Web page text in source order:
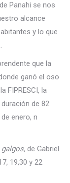
Panahi se nos
alcance
y lo que
que la
ganó el oso
FIPRESCI, la
de 82
enero, n
de Gabriel
19,30 y 22